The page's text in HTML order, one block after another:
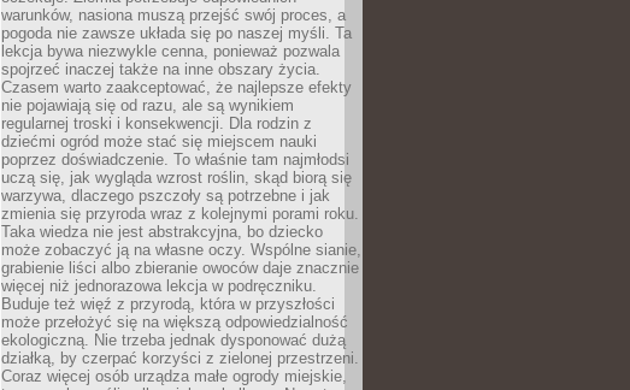
warunków, nasiona muszą przejść swój proces, a
pogoda nie zawsze układa się po naszej myśli. Ta
lekcja bywa niezwykle cenna, ponieważ pozwala
spojrzeć inaczej także na inne obszary życia.
Czasem warto zaakceptować, że najlepsze efekty
nie pojawiają się od razu, ale są wynikiem
regularnej troski i konsekwencji. Dla rodzin z
dziećmi ogród może stać się miejscem nauki
poprzez doświadczenie. To właśnie tam najmłodsi
uczą się, jak wygląda wzrost roślin, skąd biorą się
warzywa, dlaczego pszczoły są potrzebne i jak
zmienia się przyroda wraz z kolejnymi porami roku.
Taka wiedza nie jest abstrakcyjna, bo dziecko
może zobaczyć ją na własne oczy. Wspólne sianie,
grabienie liści albo zbieranie owoców daje znacznie
więcej niż jednorazowa lekcja w podręczniku.
Buduje też więź z przyrodą, która w przyszłości
może przełożyć się na większą odpowiedzialność
ekologiczną. Nie trzeba jednak dysponować dużą
działką, by czerpać korzyści z zielonej przestrzeni.
Coraz więcej osób urządza małe ogrody miejskie,